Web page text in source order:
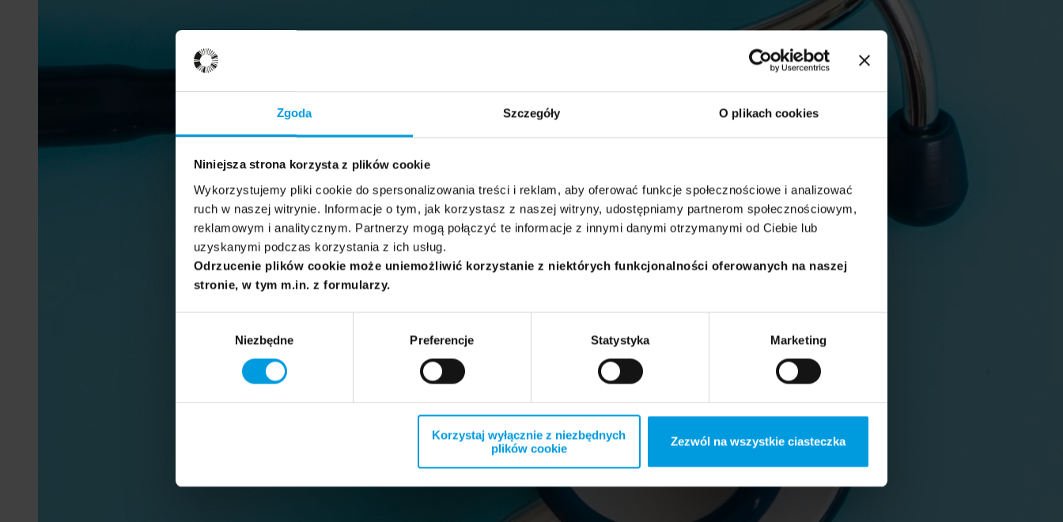
Zgoda Szczegóły O plikach cookies
Niniejsza strona korzysta z plików cookie
Wykorzystujemy pliki cookie do spersonalizowania treści i reklam, aby oferować funkcje społecznościowe i analizować
ruch w naszej witrynie. Informacje o tym, jak korzystasz z naszej witryny, udostępniamy partnerom społecznościowym,
reklamowym i analitycznym. Partnerzy mogą połączyć te informacje z innymi danymi otrzymanymi od Ciebie lub
uzyskanymi podczas korzystania z ich usług.
Odrzucenie plików cookie może uniemożliwić korzystanie z niektórych funkcjonalności oferowanych na naszej
stronie, w tym m.in. z formularzy.
Niezbędne Preferencje Statystyka Marketing
Korzystaj wyłącznie z niezbędnych
plików cookie
Zezwól na wszystkie ciasteczka